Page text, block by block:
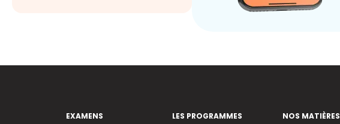
EXAMENS
LES PROGRAMMES
NOS MATIÈRES